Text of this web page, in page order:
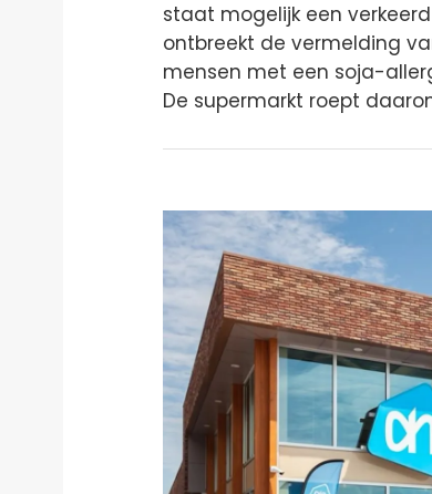
staat mogelijk een
ontbreekt de vermelding
mensen met een soja-
De supermarkt roept